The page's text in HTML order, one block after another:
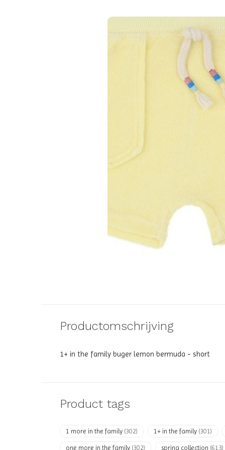
1+ in the
pastel-yellow
- shirt
€ 37,49 € 19,00
Productomschrijving
1+ in the family buger lemon bermuda - short
Product tags
1 more in the family (302) 1+ in the family (301)
one more in the family (302) spring collection (613)